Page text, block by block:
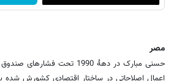
مصر
حسنی مبارک در دهۀ 1990 تحت